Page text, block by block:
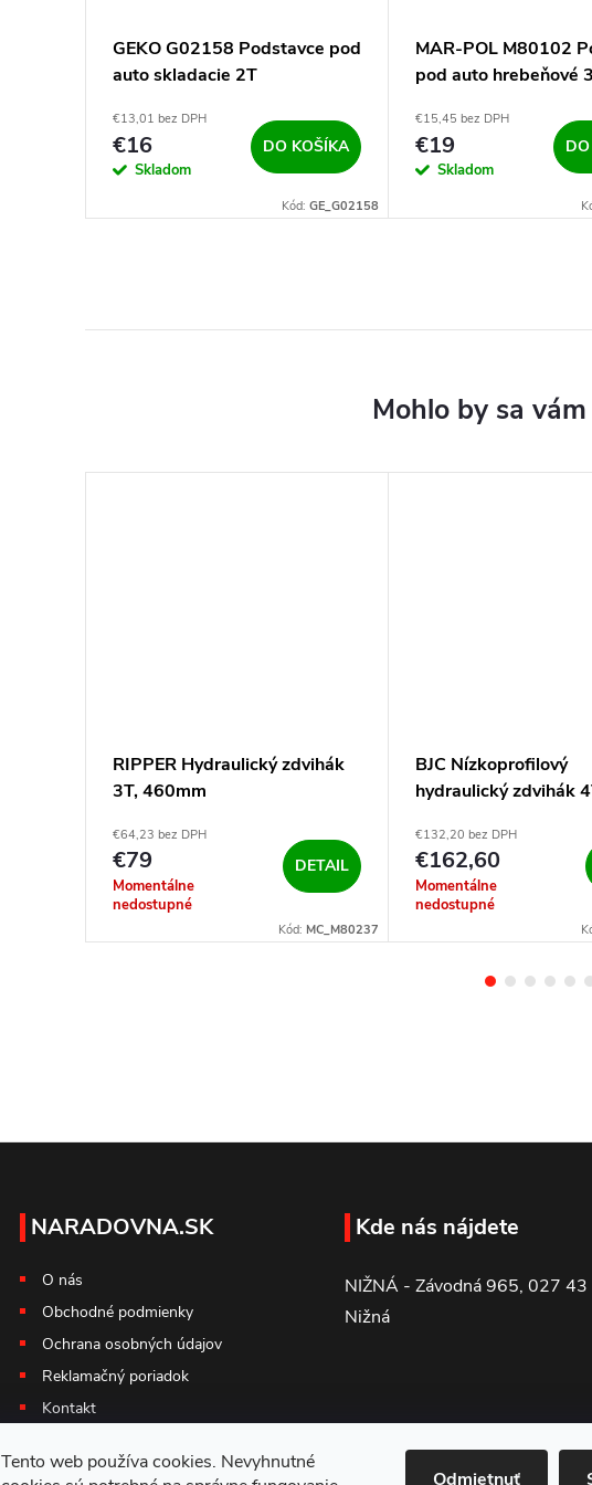
Tento web používa cookies. Nevyhnutné
Odmietnuť
GEKO G02158 Podstavce pod
auto skladacie 2T
€13,01 bez DPH
€16
Skladom
DO KOŠÍKA
Kód: GE_G02158
MAR-POL M80102
pod auto hrebeňové
€15,45 bez DPH
€19
Skladom
RIPPER Hydraulický zdvihák
3T, 460mm
€64,23 bez DPH
€79
Momentálne
nedostupné
DETAIL
Kód: MC_M80237
BJC Nízkoprofilový
hydraulický zdvihák
€132,20 bez DPH
€162,60
Momentálne
nedostupné
NARADOVNA.SK
O nás
Obchodné podmienky
Ochrana osobných údajov
Reklamačný poriadok
Kontakt
Kde nás nájdete
NIŽNÁ - Závodná 965, 027 43
Nižná